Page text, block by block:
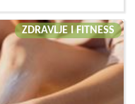
ZDRAVLJE I FITNESS